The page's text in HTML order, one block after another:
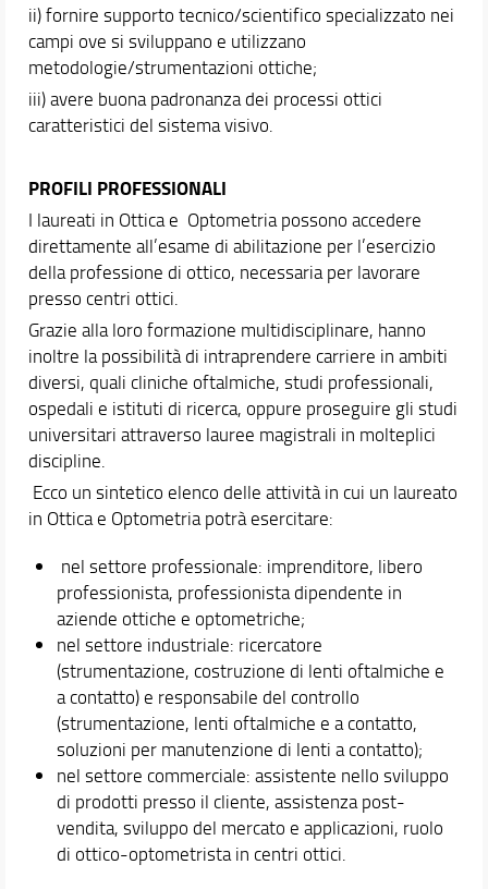
ii) fornire supporto tecnico/scientifico specializzato nei
campi ove si sviluppano e utilizzano
metodologie/strumentazioni ottiche;
iii) avere buona padronanza dei processi ottici
caratteristici del sistema visivo.
PROFILI PROFESSIONALI
I laureati in Ottica e Optometria possono accedere
direttamente all’esame di abilitazione per l’esercizio
della professione di ottico, necessaria per lavorare
presso centri ottici.
Grazie alla loro formazione multidisciplinare, hanno
inoltre la possibilità di intraprendere carriere in ambiti
diversi, quali cliniche oftalmiche, studi professionali,
ospedali e istituti di ricerca, oppure proseguire gli studi
universitari attraverso lauree magistrali in molteplici
discipline.
Ecco un sintetico elenco delle attività in cui un laureato
in Ottica e Optometria potrà esercitare:
nel settore professionale: imprenditore, libero
professionista, professionista dipendente in
aziende ottiche e optometriche;
nel settore industriale: ricercatore
(strumentazione, costruzione di lenti oftalmiche e
a contatto) e responsabile del controllo
(strumentazione, lenti oftalmiche e a contatto,
soluzioni per manutenzione di lenti a contatto);
nel settore commerciale: assistente nello sviluppo
di prodotti presso il cliente, assistenza post-
vendita, sviluppo del mercato e applicazioni, ruolo
di ottico-optometrista in centri ottici.